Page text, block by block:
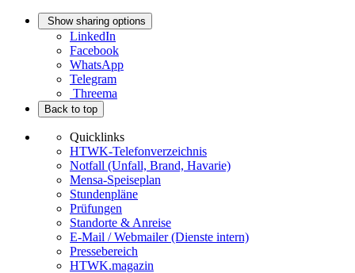
Show sharing options
LinkedIn
Facebook
WhatsApp
Telegram
Threema
Back to top
Quicklinks
HTWK-Telefonverzeichnis
Notfall (Unfall, Brand, Havarie)
Mensa-Speiseplan
Stundenpläne
Prüfungen
Standorte & Anreise
E-Mail / Webmailer (Dienste intern)
Pressebereich
HTWK.magazin